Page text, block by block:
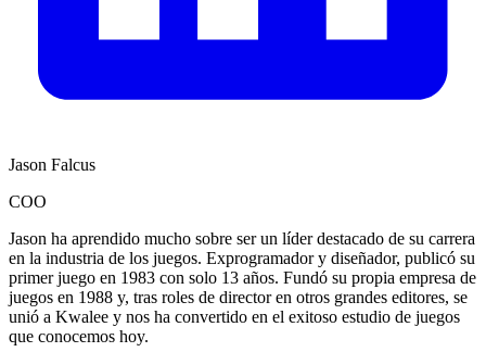
Jason Falcus
COO
Jason ha aprendido mucho sobre ser un líder destacado de su carrera
en la industria de los juegos. Exprogramador y diseñador, publicó su
primer juego en 1983 con solo 13 años. Fundó su propia empresa de
juegos en 1988 y, tras roles de director en otros grandes editores, se
unió a Kwalee y nos ha convertido en el exitoso estudio de juegos
que conocemos hoy.